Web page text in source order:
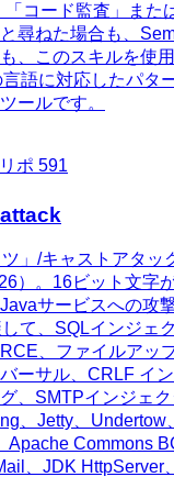
「コード監査」また
尋ねた場合も、
、このスキルを使
語に対応したパタ
ールです。
ポ 591
」/キャストアタッ
）。16ビット文字
サービスへの攻
て、SQLインジェ
、ファイルアッ
ーサル、CRLF イ
、SMTPインジェ
、Jetty、Undertow
Apache Commons
、JDK HttpServer